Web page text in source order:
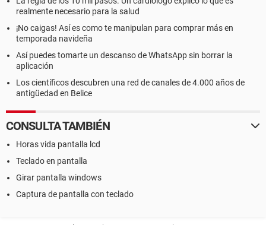
realmente necesario para la salud
¡No caigas! Así es como te manipulan para comprar más en
temporada navideña
Así puedes tomarte un descanso de WhatsApp sin borrar la
aplicación
Los científicos descubren una red de canales de 4.000 años de
antigüedad en Belice
CONSULTA TAMBIÉN
Horas vida pantalla lcd
Teclado en pantalla
Girar pantalla windows
Captura de pantalla con teclado